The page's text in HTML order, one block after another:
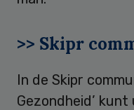
>> Skipr
In de Skipr
Gezondheid’